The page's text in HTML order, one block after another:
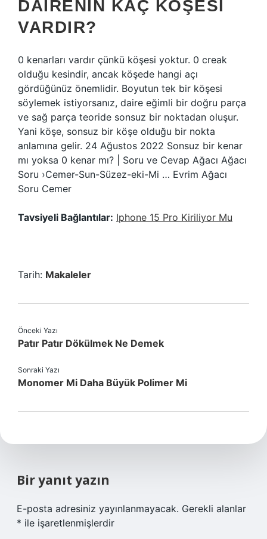
DAIRENIN KAÇ KÖŞESI
VARDIR?
0 kenarları vardır çünkü köşesi yoktur. 0 creak
olduğu kesindir, ancak köşede hangi açı
gördüğünüz önemlidir. Boyutun tek bir köşesi
söylemek istiyorsanız, daire eğimli bir doğru parça
ve sağ parça teoride sonsuz bir noktadan oluşur.
Yani köşe, sonsuz bir köşe olduğu bir nokta
anlamına gelir. 24 Ağustos 2022 Sonsuz bir kenar
mı yoksa 0 kenar mı? | Soru ve Cevap Ağacı Ağacı
Soru ›Cemer-Sun-Süzez-eki-Mi … Evrim Ağacı
Soru Cemer
Tavsiyeli Bağlantılar: Iphone 15 Pro Kiriliyor Mu
Tarih: Makaleler
Önceki Yazı
Patır Patır Dökülmek Ne Demek
Sonraki Yazı
Monomer Mi Daha Büyük Polimer Mi
Bir yanıt yazın
E-posta adresiniz yayınlanmayacak. Gerekli alanlar
* ile işaretlenmişlerdir